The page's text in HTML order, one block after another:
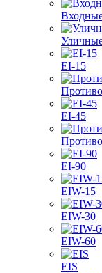
EI-15
EI-45
EI-90
EIW-15
EIW-30
EIW-60
EIS